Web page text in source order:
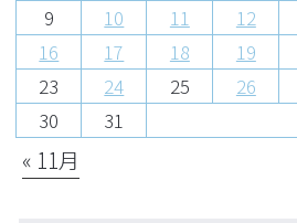
9
10 11 12
16
17 18 19
23
24 25 26
30
31
« 11月